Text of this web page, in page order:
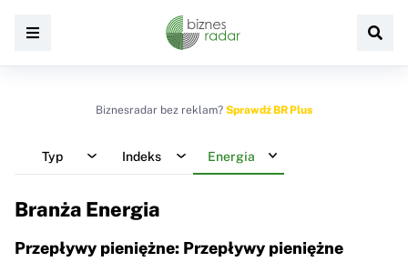
Biznesradar bez reklam? Sprawdź BR Plus
Typ Indeks Energia
Branża Energia
Przepływy pieniężne: Przepływy pieniężne